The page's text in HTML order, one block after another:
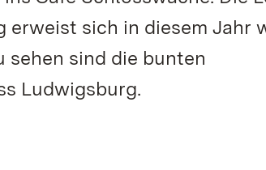
sich in diesem Jahr
sind die bunten
Ludwigsburg.